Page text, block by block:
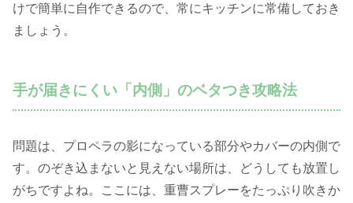
けで簡単に自作できるので、常にキッチンに常備しておき
ましょう。
手が届きにくい「内側」のベタつき攻略法
問題は、プロペラの影になっている部分やカバーの内側で
す。のぞき込まないと見えない場所は、どうしても放置し
がちですよね。ここには、重曹スプレーをたっぷり吹きか